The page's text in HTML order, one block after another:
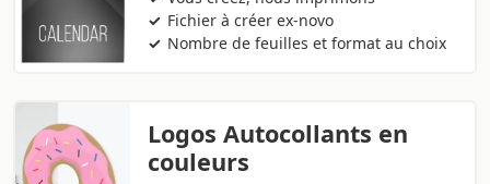
Fichier à créer ex-novo
Nombre de feuilles et format au choix
Logos Autocollants en
couleurs